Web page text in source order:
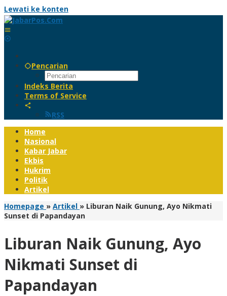
Lewati ke konten
Pencarian
Indeks Berita
Terms of Service
RSS
Home
Nasional
Kabar Jabar
Ekbis
Hukrim
Politik
Artikel
Homepage » Artikel » Liburan Naik Gunung, Ayo Nikmati
Sunset di Papandayan
Liburan Naik Gunung, Ayo
Nikmati Sunset di
Papandayan